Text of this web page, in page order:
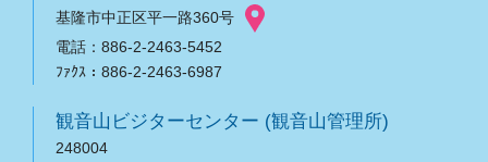
基隆市中正区平一路360号
電話：886-2-2463-5452
ﾌｧｸｽ：886-2-2463-6987
観音山ビジターセンター (観音山管理所)
248004